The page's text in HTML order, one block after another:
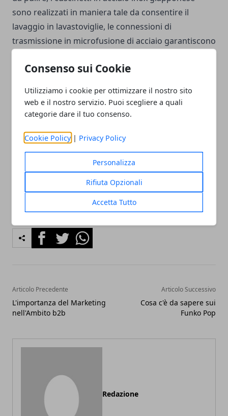
Consenso sui Cookie
Utilizziamo i cookie per ottimizzare il nostro sito
web e il nostro servizio. Puoi scegliere a quali
categorie dare il tuo consenso.
Cookie Policy | Privacy Policy
Personalizza
Rifiuta Opzionali
Accetta Tutto
sono realizzati in maniera tale da consentire il
lavaggio in lavastoviglie, le connessioni di
trasmissione in microfusione di acciaio garantiscono
pulegge in metale siano ottime invece per
sempre ed in ogni circostanza.
professionale per cucina e ristorazione di
elevatissima qualità e dalle prestazioni pressoché
FacebookTwitterWhatsapp
Articolo Precedente
L'importanza del Marketing
nell'Ambito b2b
Articolo Successivo
Cosa c'è da sapere sui
Funko Pop
Redazione